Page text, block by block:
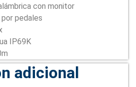
con monitor
pedales
IP69K
adicional